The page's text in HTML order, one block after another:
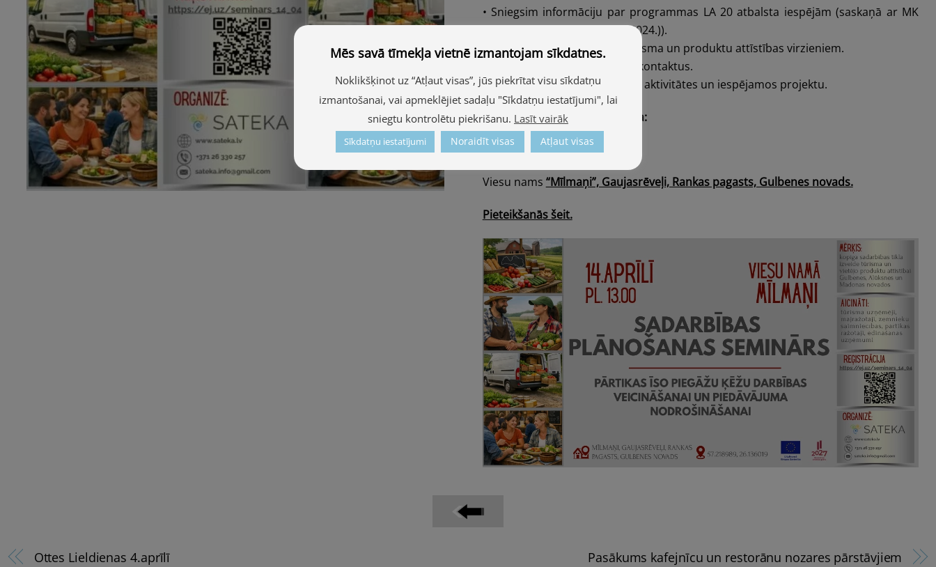
• Sniegsim informāciju par programmas LA 20 atbalsta iespējām (saskaņā ar MK
noteikumiem Nr. 686 (29.10.2024.)).
• Diskutēsim par kopīgiem tūrisma un produktu attīstības virzieniem.
•Veidosim jaunus sadarbības kontaktus.
• Plānosim turpmākās kopīgās aktivitātes un iespējamos projektu.
Seminārs norises laiks un vieta:
Otrdiena, 14.aprīlis plkst.13.00
Viesu nams “Mīlmaņi”, Gaujasrēveļi, Rankas pagasts, Gulbenes novads.
Pieteikšanās šeit.
Ottes Lieldienas 4.aprīlī Pasākums kafejnīcu un restorānu nozares pārstāvjiem
Mēs savā tīmekļa vietnē izmantojam sīkdatnes.
Noklikšķinot uz “Atļaut visas”, jūs piekrītat visu sīkdatņu
izmantošanai, vai apmeklējiet sadaļu "Sīkdatņu iestatījumi", lai
sniegtu kontrolētu piekrišanu. Lasīt vairāk
Sīkdatņu iestatījumi Noraidīt visas Atļaut visas